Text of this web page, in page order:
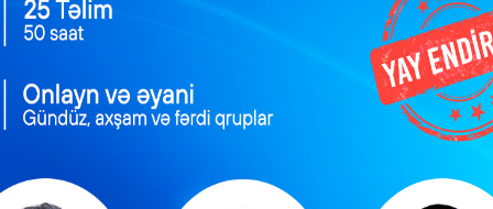
mülkiyyətində
əsas vəsaitlərin
qaydası
Əlilliyi olan işçinin
əmək müqaviləsinə